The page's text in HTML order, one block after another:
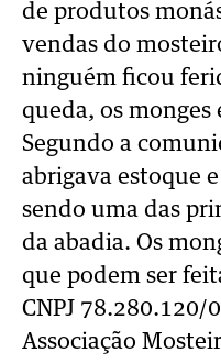
de produtos
vendas do
ninguém ficou
queda, os monges
Segundo a
abrigava estoque
sendo uma das
da abadia. Os
que podem ser
CNPJ 78.280.120/
Associação